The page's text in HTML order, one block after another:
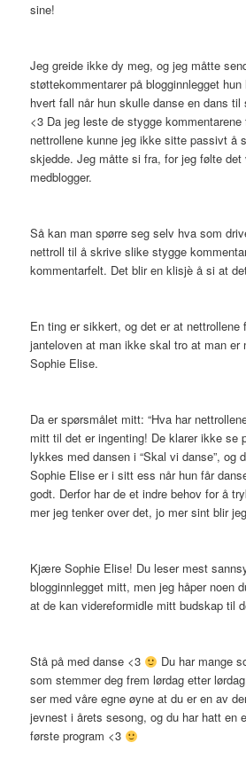
sine!
Jeg greide ikke dy meg, og jeg måtte
støttekommentarer på blogginnlegget
hvert fall når hun skulle danse en dans
<3 Da jeg leste de stygge
nettrollene kunne jeg ikke sitte passivt å
skjedde. Jeg måtte si fra, for jeg følte
medblogger.
Så kan man spørre seg selv hva som
nettroll til å skrive slike stygge
kommentarfelt. Det blir en klisjè å si at
En ting er sikkert, og det er at nettrollene
janteloven at man ikke skal tro at man er
Sophie Elise.
Da er spørsmålet mitt: “Hva har
mitt til det er ingenting! De klarer ikke se
lykkes med dansen i “Skal vi danse”, og
Sophie Elise er i sitt ess når hun får
godt. Derfor har de et indre behov for å
mer jeg tenker over det, jo mer sint blir jeg
Kjære Sophie Elise! Du leser mest
blogginnlegget mitt, men jeg håper noen
at de kan videreformidle mitt budskap til
Stå på med danse <3
Du har mange
som stemmer deg frem lørdag etter
ser med våre egne øyne at du er en av
jevnest i årets sesong, og du har hatt en
første program <3